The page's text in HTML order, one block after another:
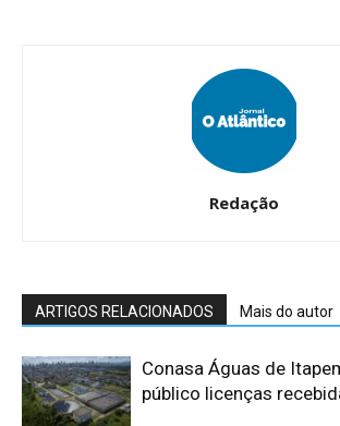
Redação
ARTIGOS RELACIONADOS Mais do autor
Conasa Águas de
público licenças